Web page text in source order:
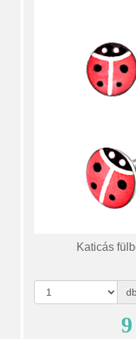
Katicás